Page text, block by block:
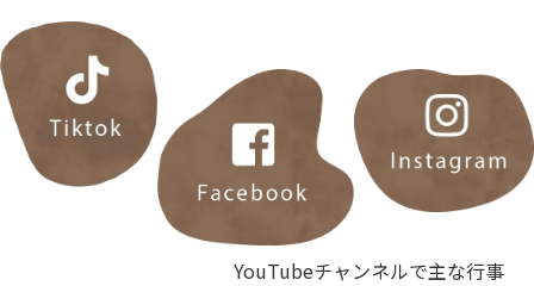
YouTubeチャンネルで主な行事